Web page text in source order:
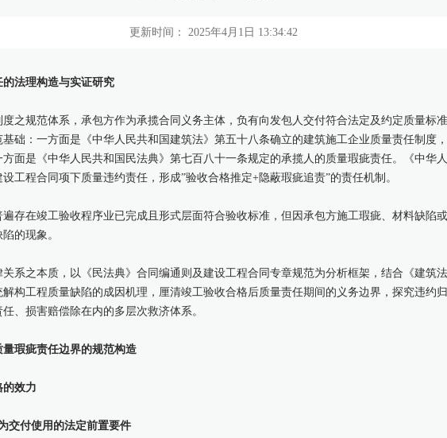
更新时间： 2025年4月1日 13:34:42
法理构造与实证研究
之规范体系，承包方作为承揽合同义务主体，负有向发包人交付符合法定及约定质量标
础：一方面是《中华人民共和国建筑法》第五十八条确立的建筑施工企业质量责任制度
面是《中华人民共和国民法典》第七百八十一条规定的承揽人的质量瑕疵责任。《中华
工程合同项下质量违约责任，形成”验收合格推定+隐蔽瑕疵追责”的责任机制。
存在竣工验收程序业已完成且形式层面符合验收标准，但因承包方施工瑕疵、材料缺陷
的现象。
系之本质，以《民法典》合同编通则及建设工程合同专章规范为分析框架，结合《建筑
构工程质量缺陷的成因机理，厘清竣工验收合格后质量责任期间的义务边界，探究违约
、损害赔偿除在内的多层次救济体系。
瑕疵责任边界的规范构造
的效力
交付使用的法定前置要件